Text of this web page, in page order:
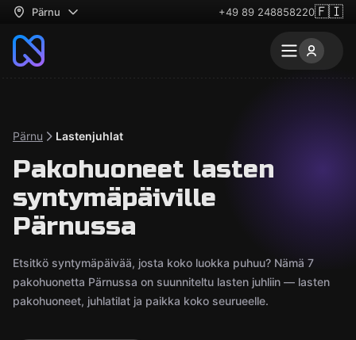
Pärnu +49 89 248858220🇫🇮
Pärnu Lastenjuhlat
Pakohuoneet lasten
syntymäpäiville
Pärnussa
Etsitkö syntymäpäivää, josta koko luokka puhuu? Nämä 7
pakohuonetta Pärnussa on suunniteltu lasten juhliin — lasten
pakohuoneet, juhlatilat ja paikka koko seurueelle.